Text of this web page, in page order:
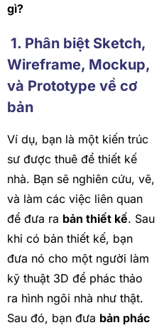
gì?
1. Phân biệt Sketch,
Wireframe, Mockup,
và Prototype về cơ
bản
Ví dụ, bạn là một kiến trúc
sư được thuê để thiết kế
nhà. Bạn sẽ nghiên cứu, vẽ,
và làm các việc liên quan
để đưa ra bản thiết kế. Sau
khi có bản thiết kế, bạn
đưa nó cho một người làm
kỹ thuật 3D để phác thảo
ra hình ngôi nhà như thật.
Sau đó, bạn đưa bản phác